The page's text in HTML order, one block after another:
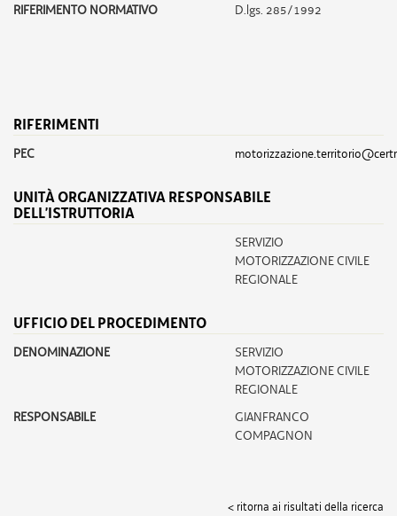
RIFERIMENTO NORMATIVO
D.lgs. 285/1992
RIFERIMENTI
PEC
UNITÀ ORGANIZZATIVA RESPONSABILE
DELL’ISTRUTTORIA
SERVIZIO
MOTORIZZAZIONE CIVILE
REGIONALE
UFFICIO DEL PROCEDIMENTO
DENOMINAZIONE
SERVIZIO
MOTORIZZAZIONE CIVILE
REGIONALE
RESPONSABILE
GIANFRANCO
COMPAGNON
< ritorna ai risultati della ricerca